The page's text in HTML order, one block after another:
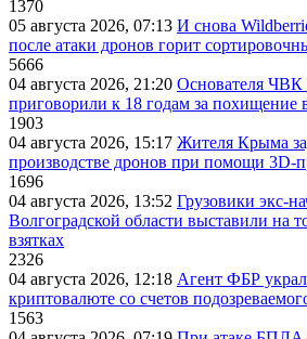
1370
05 августа 2026, 07:13 И снова
после атаки дронов горит
5666
04 августа 2026, 21:20 Основателя
приговорили к 18 годам за похищение
1903
04 августа 2026, 15:17 Жителя Крыма
производстве дронов при помощи
1696
04 августа 2026, 13:52 Грузовики экс-
Волгоградской области выставили на
взятках
2326
04 августа 2026, 12:18 Агент ФБР
криптовалюте со счетов
1563